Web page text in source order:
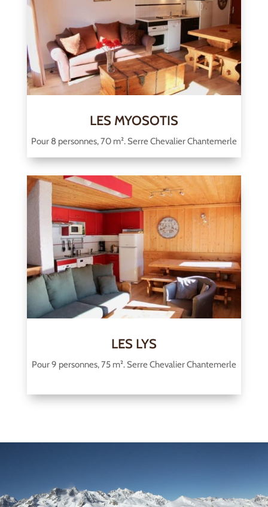
LES MYOSOTIS
Pour 8 personnes, 70 m². Serre Chevalier Chantemerle
LES LYS
Pour 9 personnes, 75 m². Serre Chevalier Chantemerle